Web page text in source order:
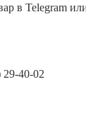
в Telegram
29-40-02